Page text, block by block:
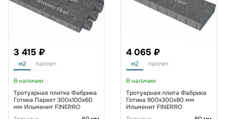
3 415 ₽
м2 паллет
В наличии
Тротуарная плитка Фабрика
Готика Паркет 300х100х60
мм Ильменит FINERRO
4 065 ₽
м2 паллет
В наличии
Тротуарная плита Фабрика
Готика 900х300х80 мм
Ильменит FINERRO